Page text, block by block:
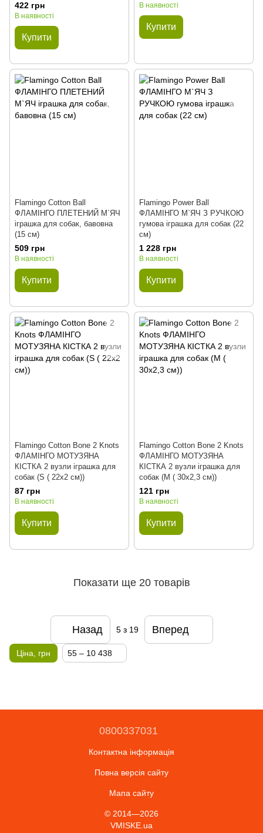
422 грн
В наявності
Купити
В наявності
Купити
Flamingo Cotton Ball
ФЛАМІНГО ПЛЕТЕНИЙ М`ЯЧ
іграшка для собак, бавовна
(15 см)
509 грн
В наявності
Купити
Flamingo Power Ball
ФЛАМІНГО М`ЯЧ З РУЧКОЮ
гумова іграшка для собак (22
см)
1 228 грн
В наявності
Купити
Flamingo Cotton Bone 2 Knots
ФЛАМІНГО МОТУЗЯНА
КІСТКА 2 вузли іграшка для
собак (S ( 22x2 см))
87 грн
В наявності
Купити
Flamingo Cotton Bone 2 Knots
ФЛАМІНГО МОТУЗЯНА
КІСТКА 2 вузли іграшка для
собак (M ( 30х2,3 см))
121 грн
В наявності
Купити
Показати ще 20 товарів
Назад 5з 19 Вперед
Ціна, грн 55 – 10 438
0800337031
Контактна інформація
Повна версія сайту
Мапа сайту
© 2014—2026
VMISKE.ua